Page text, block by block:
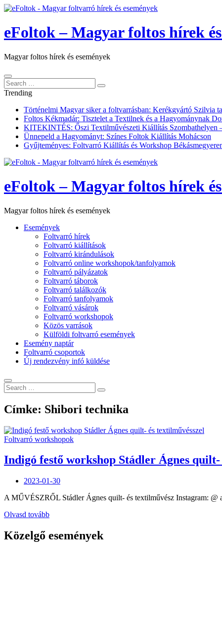
eFoltok – Magyar foltos hírek
Magyar foltos hírek és események
Search
for:
Search
Trending
Történelmi Magyar siker a foltvarrásban: Kerékgyártó Szilvia
Foltos Kékmadár: Tisztelet a Textilnek és a Hagyománynak
KITEKINTÉS: Őszi Textilművészeti Kiállítás Szombathelyen
Ünnepeld a Hagyományt: Színes Foltok Kiállítás Mohácson
Gyűjteményes: Foltvarró Kiállítás és Workshop
eFoltok – Magyar foltos hírek
Magyar foltos hírek és események
Események
Foltvarró hírek
Foltvarró kiállítások
Foltvarró kirándulások
Foltvarró online workshopok/tanfolyamok
Foltvarró pályázatok
Foltvarró táborok
Foltvarró találkozók
Foltvarró tanfolyamok
Foltvarró vásárok
Foltvarró workshopok
Közös varrások
Külföldi foltvarró események
Esemény naptár
Foltvarró csoportok
Új rendezvény infó küldése
Search
for:
Search
Címke: Shibori technika
Foltvarró workshopok
Indigó festő workshop Stádler Ágnes quilt-
Posted
2023-01-30
A MŰVÉSZRŐL Stádler Ágnes quilt- és textilművész Instagram: @
Olvasd tovább„Indigó
workshop
Stádler
Közelgő események